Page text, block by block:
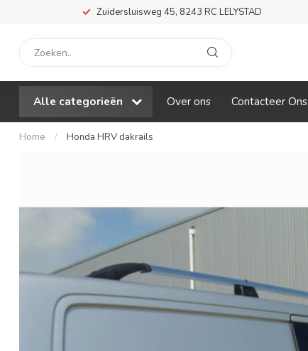
Zuidersluisweg 45, 8243 RC LELYSTAD
Alle categorieën Over ons Contacteer Ons
Home / Honda HRV dakrails